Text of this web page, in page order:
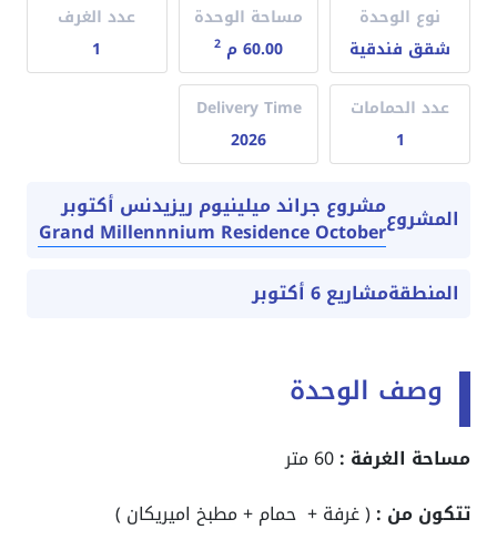
نوع الوحدة
شقق فندقية
مساحة الوحدة
60.00 م
2
عدد الغرف
1
عدد الحمامات
1
Delivery Time
2026
المشروعمشروع جراند ميلينيوم ريزيدنس أكتوبر
Grand Millennnium Residence October
المنطقةمشاريع 6 أكتوبر
وصف الوحدة
مساحة الغرفة :60 متر
تتكون من :( غرفة + حمام + مطبخ اميريكان )